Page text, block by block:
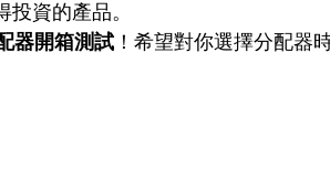
資的產品。
器開箱測試 ！希望對你選擇分配器